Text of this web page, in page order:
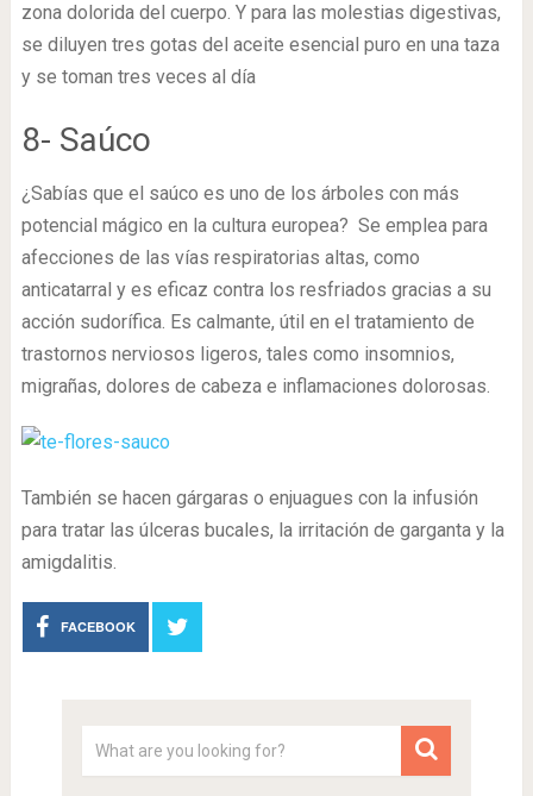
zona dolorida del cuerpo. Y para las molestias digestivas,
se diluyen tres gotas del aceite esencial puro en una taza
y se toman tres veces al día
8- Saúco
¿Sabías que el saúco es uno de los árboles con más
potencial mágico en la cultura europea? Se emplea para
afecciones de las vías respiratorias altas, como
anticatarral y es eficaz contra los resfriados gracias a su
acción sudorífica. Es calmante, útil en el tratamiento de
trastornos nerviosos ligeros, tales como insomnios,
migrañas, dolores de cabeza e inflamaciones dolorosas.
También se hacen gárgaras o enjuagues con la infusión
para tratar las úlceras bucales, la irritación de garganta y la
amigdalitis.
FACEBOOK